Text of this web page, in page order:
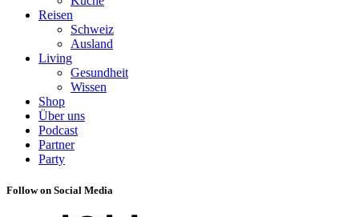
Reisen
Schweiz
Ausland
Living
Gesundheit
Wissen
Shop
Über uns
Podcast
Partner
Party
Follow on Social Media